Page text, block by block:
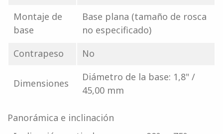
Montaje de
base
Base plana (tamaño de rosca
no especificado)
Contrapeso
No
Dimensiones
Diámetro de la base: 1,8" /
45,00 mm
Panorámica e inclinación